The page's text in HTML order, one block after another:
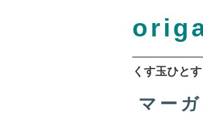
くす玉ひと
マー